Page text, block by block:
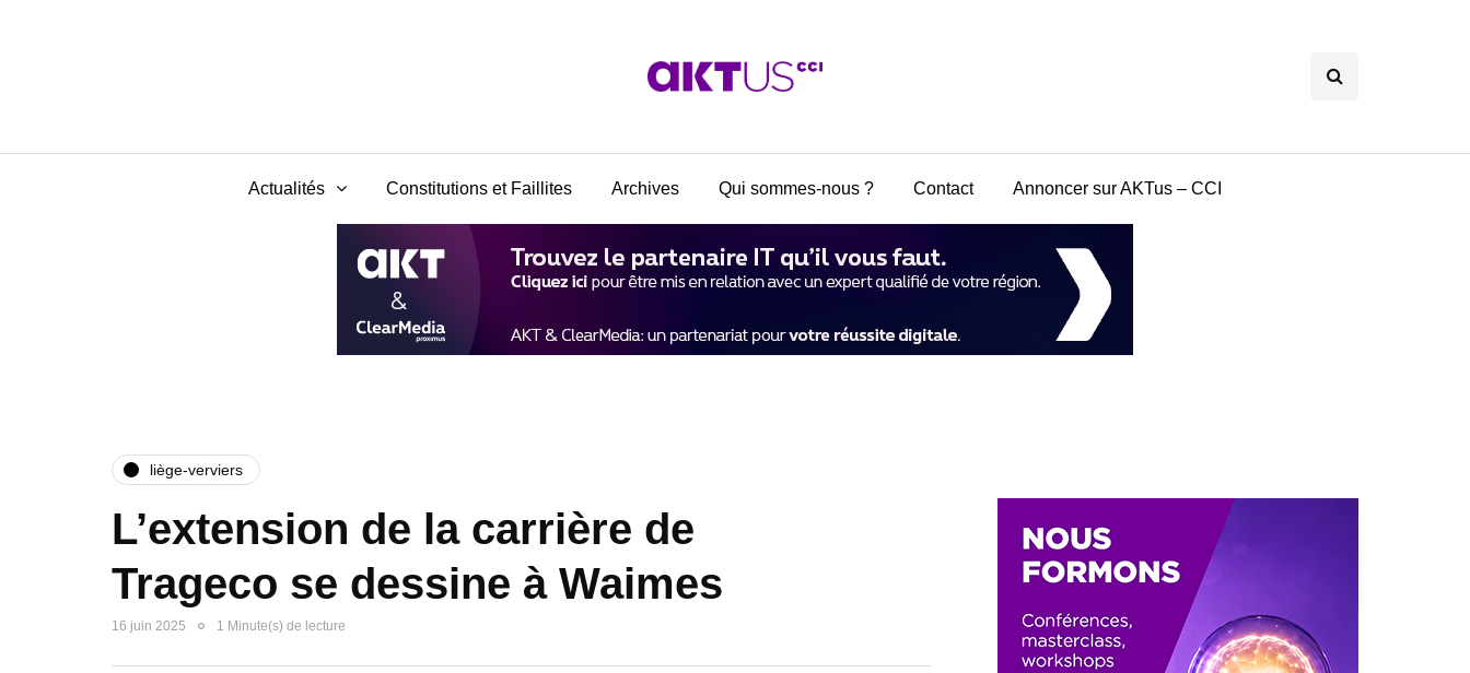
Actualités Constitutions et Faillites Archives Qui sommes-nous ? Contact Annoncer sur AKTus – CCI
liège-verviers
L’extension de la carrière de
Trageco se dessine à Waimes
16 juin 2025 1 Minute(s) de lecture